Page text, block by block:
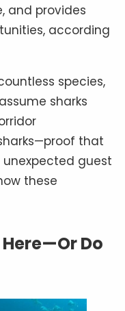
and provides
according
species,
sharks
that
unexpected guest
these
Do